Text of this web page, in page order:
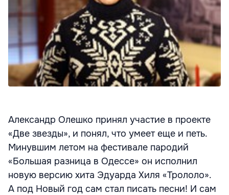
Александр Олешко принял участие в проекте
«Две звезды», и понял, что умеет еще и петь.
Минувшим летом на фестивале пародий
«Большая разница в Одессе» он исполнил
новую версию хита Эдуарда Хиля «Трололо».
А под Новый год сам стал писать песни! И сам